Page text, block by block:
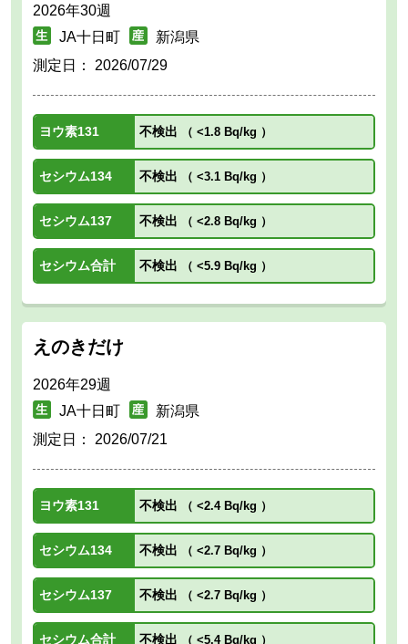
2026年30週
JA十日町
新潟県
測定日： 2026/07/29
ヨウ素131 不検出 （ <1.8 Bq/kg ）
セシウム134 不検出 （ <3.1 Bq/kg ）
セシウム137 不検出 （ <2.8 Bq/kg ）
セシウム合計 不検出 （ <5.9 Bq/kg ）
えのきだけ
2026年29週
JA十日町
新潟県
測定日： 2026/07/21
ヨウ素131 不検出 （ <2.4 Bq/kg ）
セシウム134 不検出 （ <2.7 Bq/kg ）
セシウム137 不検出 （ <2.7 Bq/kg ）
セシウム合計 不検出 （ <5.4 Bq/kg ）